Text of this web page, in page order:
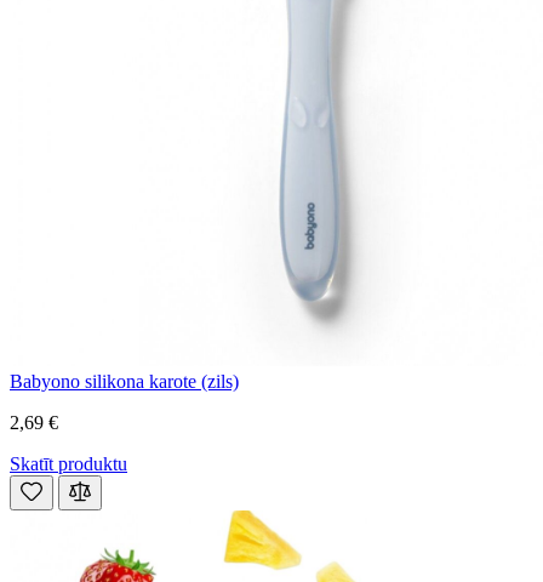
Babyono silikona karote (zils)
2,69 €
Skatīt produktu